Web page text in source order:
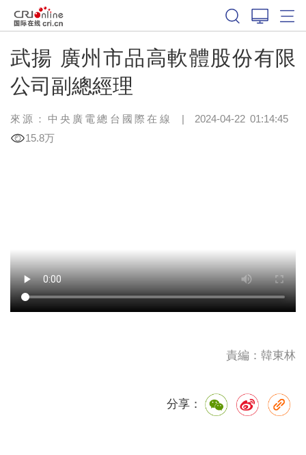
武揚 廣州市品高軟體股份有限
公司副總經理
來源：中央廣電總台國際在線 | 2024-04-22 01:14:45
15.8万
責編：韓東林
分享：